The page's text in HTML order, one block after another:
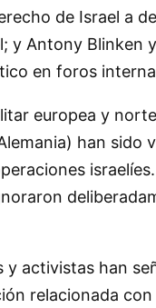
de Israel a
y Antony Blinken
en foros
europea y
han sido
activistas han
relacionada